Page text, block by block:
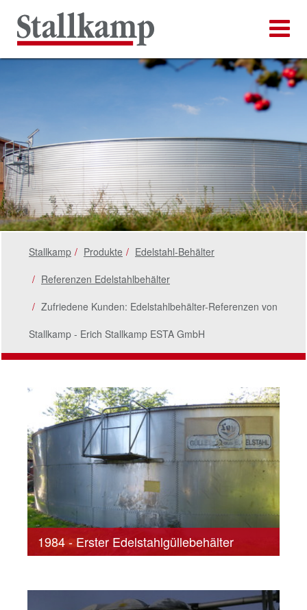
Stallkamp Produkte
Edelstahl-Behälter
Referenzen Edelstahlbehälter
Zufriedene Kunden: Edelstahlbehälter-Referenzen von
Stallkamp - Erich Stallkamp ESTA GmbH
1984 - Erster Edelstahlgüllebehälter